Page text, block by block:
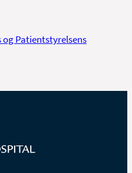
og Patientstyrelsens